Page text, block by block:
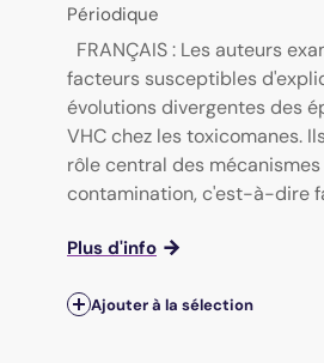
Périodique
FRANÇAIS : Les auteurs
facteurs susceptibles
évolutions divergentes des
VHC chez les toxicomanes.
rôle central des
contamination, c'est-à-dire
Plus d'info
Ajouter à la sélection